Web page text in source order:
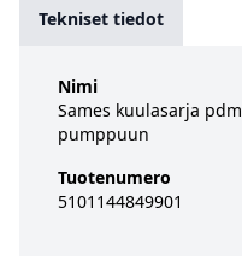
Tekniset tiedot
Nimi
Sames kuulasarja pdm
pumppuun
Tuotenumero
5101144849901